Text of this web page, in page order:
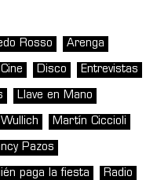
Rosso Arenga
Cine Disco Entrevistas
Llave en Mano
Martín Ciccioli
Pazos
paga la fiesta Radio